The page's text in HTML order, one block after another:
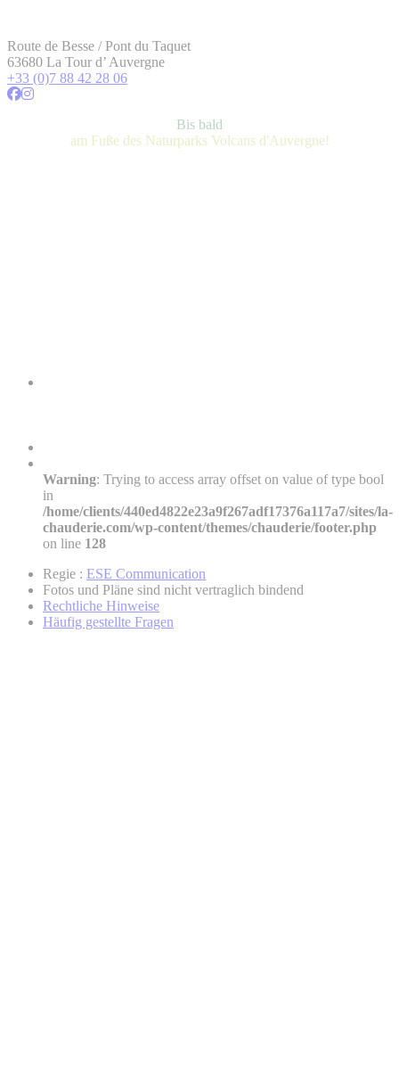
Route de Besse / Pont du Taquet
63680 La Tour d’ Auvergne
+33 (0)7 88 42 28 06
Bis bald
am Fuße des Naturparks Volcans d'Auvergne!
Warning: Trying to access array offset on value of type bool
in
/home/clients/440ed4822e23a9f267adf17376a117a7/sites/la-
chauderie.com/wp-content/themes/chauderie/footer.php
on line 128
Regie : ESE Communication
Fotos und Pläne sind nicht vertraglich bindend
Rechtliche Hinweise
Häufig gestellte Fragen